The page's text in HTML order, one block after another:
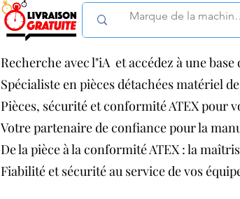
Recherche avec l"iA et accédez à une
Spécialiste en pièces détachées matériel
Pièces, sécurité et conformité ATEX pour
Votre partenaire de confiance pour la
De la pièce à la conformité ATEX : la
Fiabilité et sécurité au service de vos